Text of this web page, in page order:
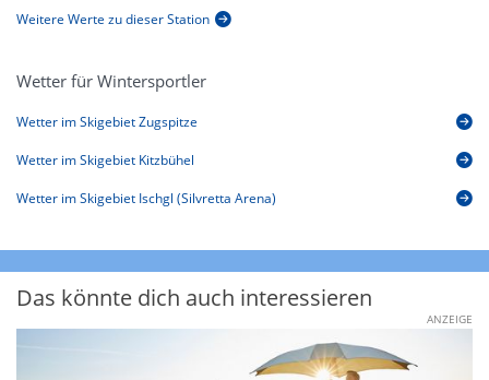
Weitere Werte zu dieser Station
Wetter für Wintersportler
Wetter im Skigebiet Zugspitze
Wetter im Skigebiet Kitzbühel
Wetter im Skigebiet Ischgl (Silvretta Arena)
Das könnte dich auch interessieren
ANZEIGE